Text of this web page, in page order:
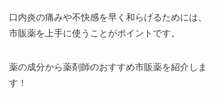
口内炎の痛みや不快感を早く和らげるためには、
市販薬を上手に使うことがポイントです。
薬の成分から薬剤師のおすすめ市販薬を紹介しま
す！